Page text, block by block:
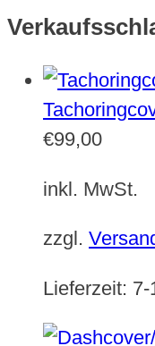
€99,00
inkl. MwSt.
zzgl.
Lieferzeit: 7-